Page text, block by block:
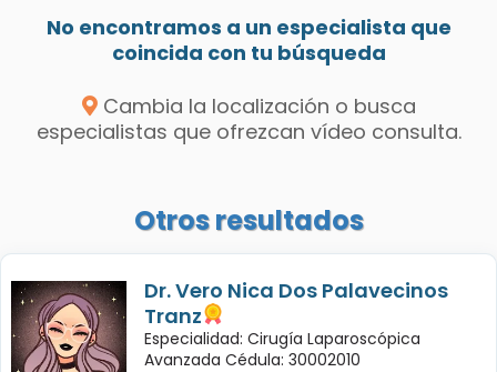
No encontramos a un especialista que
coincida con tu búsqueda
Cambia la localización o busca
especialistas que ofrezcan vídeo consulta.
Otros resultados
Dr. Vero Nica Dos Palavecinos
Tranz
Especialidad: Cirugía Laparoscópica
Avanzada Cédula: 30002010